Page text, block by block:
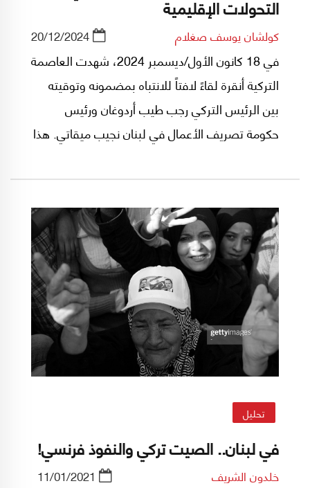
التحولات الإقليمية
كولشان يوسف صغلام 20/12/2024
في 18 كانون الأول/ديسمبر 2024، شهدت العاصمة
التركية أنقرة لقاءً لافتاً للانتباه بمضمونه وتوقيته
بين الرئيس التركي رجب طيب أردوغان ورئيس
حكومة تصريف الأعمال في لبنان نجيب ميقاتي. هذا
والاستقرار الإقليمي، يعكس عمق العلاقة بين
البلدين والرجلين، ويرسم ملامح شراكة استراتيجية
تنمو وسط التحديات السياسية والأمنية التي تواجه
منطقة الشرق الأوسط.
تحليل
في لبنان.. الصيت تركي والنفوذ فرنسي!
خلدون الشريف 11/01/2021